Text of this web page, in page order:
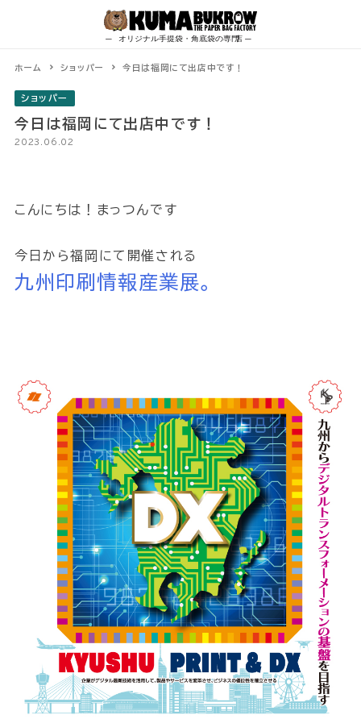
ホーム ショッパー 今日は福岡にて出店中です！
ショッパー
今日は福岡にて出店中です！
2023.06.02
こんにちは！まっつんです
今日から福岡にて開催される
九州印刷情報産業展。